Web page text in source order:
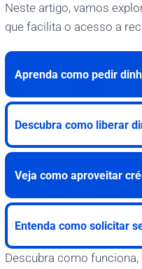
Neste artigo, vamos
que facilita o acesso a
Aprenda como pedir
Descubra como liberar
Veja como aproveitar
Entenda como solicitar
Descubra como